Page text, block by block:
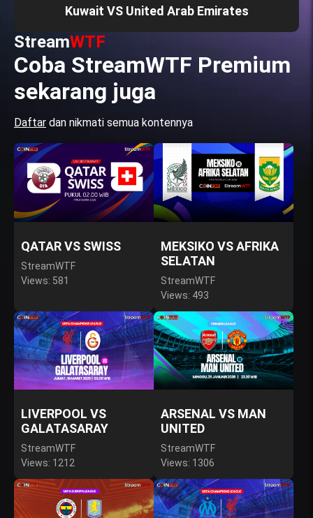
Kuwait VS United Arab Emirates
StreamWTF
Coba StreamWTF Premium
sekarang juga
Daftar dan nikmati semua kontennya
QATAR VS SWISS
StreamWTF
Views: 581
MEKSIKO VS AFRIKA
SELATAN
StreamWTF
Views: 493
LIVERPOOL VS
GALATASARAY
StreamWTF
Views: 1212
ARSENAL VS MAN
UNITED
StreamWTF
Views: 1306